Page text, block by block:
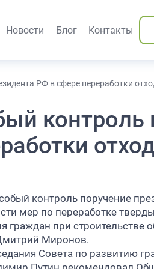
Новости Блог Контакты
РФ в сфере переработки
контроль
контроль поручение
мер по переработке
граждан при строительстве
Миронов.
Совета по развитию